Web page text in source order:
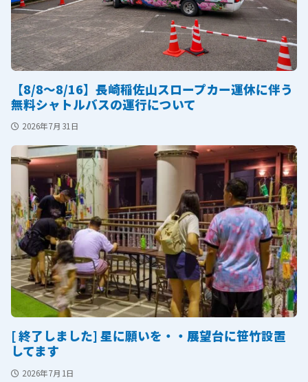
【8/8～8/16】長崎稲佐山スロープカー運休に伴う
無料シャトルバスの運行について
2026年7月31日
[ 終了しました] 星に願いを・・展望台に笹竹設置
してます
2026年7月1日